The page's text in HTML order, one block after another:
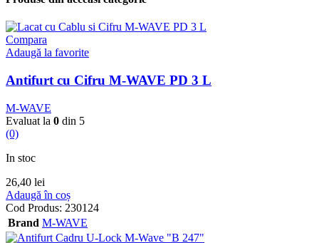
Compara
Adaugă la favorite
Antifurt cu Cifru M-WAVE PD 3 L
M-WAVE
Evaluat la 0 din 5
(0)
In stoc
26,40 lei
Adaugă în coș
Cod Produs: 230124
Brand M-WAVE